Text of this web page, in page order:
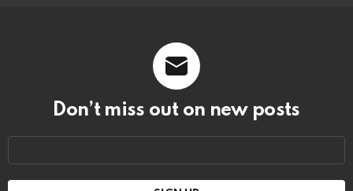
Don’t miss out on new posts